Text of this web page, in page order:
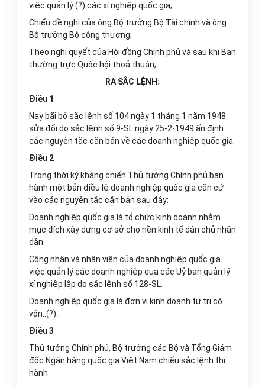
việc quản lý (?) các xí nghiệp quốc gia;
Chiểu đề nghị của ông Bộ trưởng Bộ Tài chính và ông
Bộ trưởng Bộ công thương;
Theo nghị quyết của Hội đồng Chính phủ và sau khi Ban
thường trực Quốc hội thoả thuận,
RA SẮC LỆNH:
Điều 1
Nay bãi bỏ sắc lệnh số 104 ngày 1 tháng 1 năm 1948
sửa đổi do sắc lệnh số 9-SL ngày 25-2-1949 ấn định
các nguyên tắc căn bản về các doanh nghiệp quốc gia.
Điều 2
Trong thời kỳ kháng chiến Thủ tướng Chính phủ ban
hành một bản điều lệ doanh nghiệp quốc gia căn cứ
vào các nguyên tắc căn bản sau đây:
Doanh nghiệp quốc gia là tổ chức kinh doanh nhằm
mục đích xây dựng cơ sở cho nền kinh tế dân chủ nhân
dân.
Công nhân và nhân viên của doanh nghiệp quốc gia
việc quản lý các doanh nghiệp qua các Uỷ ban quản lý
xí nghiệp lập do sắc lệnh số 128-SL.
Doanh nghiệp quốc gia là đơn vị kinh doanh tự trị có
vốn..(?)..
Điều 3
Thủ tướng Chính phủ, Bộ trưởng các Bộ và Tổng Giám
đốc Ngân hàng quốc gia Việt Nam chiểu sắc lệnh thi
hành.